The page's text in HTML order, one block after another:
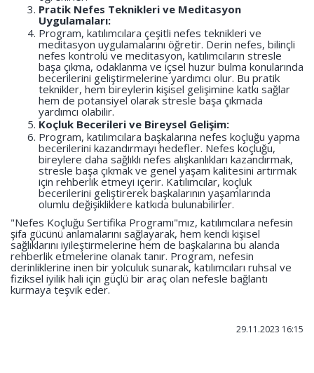
Pratik Nefes Teknikleri ve Meditasyon
Uygulamaları:
Program, katılımcılara çeşitli nefes teknikleri ve
meditasyon uygulamalarını öğretir. Derin nefes, bilinçli
nefes kontrolü ve meditasyon, katılımcıların stresle
başa çıkma, odaklanma ve içsel huzur bulma konularında
becerilerini geliştirmelerine yardımcı olur. Bu pratik
teknikler, hem bireylerin kişisel gelişimine katkı sağlar
hem de potansiyel olarak stresle başa çıkmada
yardımcı olabilir.
Koçluk Becerileri ve Bireysel Gelişim:
Program, katılımcılara başkalarına nefes koçluğu yapma
becerilerini kazandırmayı hedefler. Nefes koçluğu,
bireylere daha sağlıklı nefes alışkanlıkları kazandırmak,
stresle başa çıkmak ve genel yaşam kalitesini artırmak
için rehberlik etmeyi içerir. Katılımcılar, koçluk
becerilerini geliştirerek başkalarının yaşamlarında
olumlu değişikliklere katkıda bulunabilirler.
"Nefes Koçluğu Sertifika Programı"mız, katılımcılara nefesin
şifa gücünü anlamalarını sağlayarak, hem kendi kişisel
sağlıklarını iyileştirmelerine hem de başkalarına bu alanda
rehberlik etmelerine olanak tanır. Program, nefesin
derinliklerine inen bir yolculuk sunarak, katılımcıları ruhsal ve
fiziksel iyilik hali için güçlü bir araç olan nefesle bağlantı
kurmaya teşvik eder.
29.11.2023 16:15